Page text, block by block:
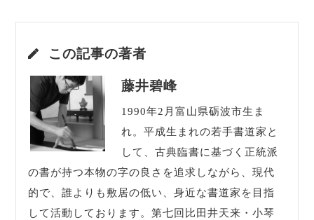
この記事の著者
藤井碧峰
1990年2月富山県砺波市生ま
れ。平成生まれの若手書道家と
して、古典臨書に基づく正統派
の書が持つ本物の字の良さを追求しながら、現代
的で、誰よりも敷居の低い、身近な書道家を目指
して活動しております。第七回比田井天来・小琴